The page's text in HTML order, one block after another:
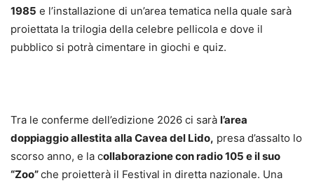
1985 e l’installazione di un’area tematica nella quale sarà
proiettata la trilogia della celebre pellicola e dove il
pubblico si potrà cimentare in giochi e quiz.
Tra le conferme dell’edizione 2026 ci sarà l’area
doppiaggio allestita alla Cavea del Lido, presa d’assalto lo
scorso anno, e la collaborazione con radio 105 e il suo
“Zoo”che proietterà il Festival in diretta nazionale. Una